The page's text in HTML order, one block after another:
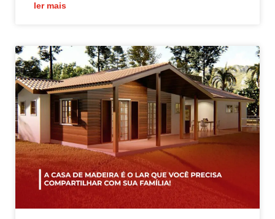
ler mais